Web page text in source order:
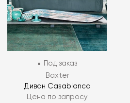
Под заказ
Baxter
Диван Casablanca
Цена по запросу